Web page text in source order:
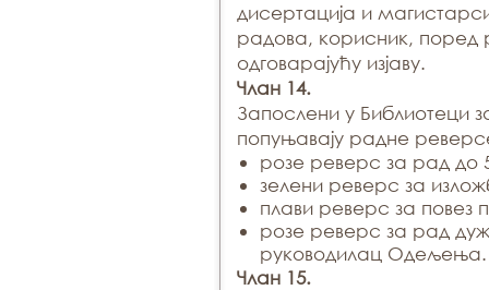
дисертација и
радова, корисник,
одговарајућу изјаву.
Члан 14.
Запослени у Библиотеци
попуњавају радне
розе реверс за рад до
зелени реверс за
плави реверс за повез
розе реверс за рад
руководилац Одељења.
Члан 15.